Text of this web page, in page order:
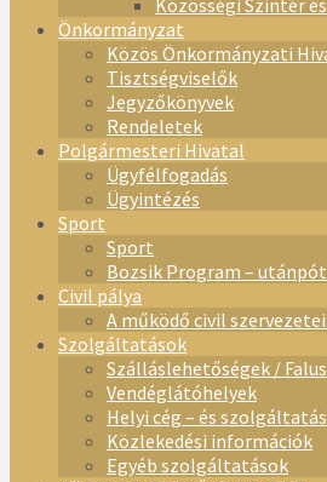
Közösségi Színtér
Önkormányzat
Közös Önkormányzati
Tisztségviselők
Jegyzőkönyvek
Rendeletek
Polgármesteri Hivatal
Ügyfélfogadás
Ügyintézés
Sport
Sport
Bozsik Program –
Civil pálya
A működő civil
Szolgáltatások
Szálláslehetőségek /
Vendéglátóhelyek
Helyi cég – és
Közlekedési információk
Egyéb szolgáltatások